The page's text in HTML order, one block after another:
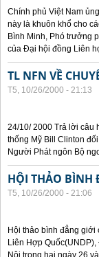
Chính phủ Việt Nam
này là khuôn khổ cho
Bình Minh, Phó trưởng
của Đại hội đồng Liên
TL NFN VỀ
T5, 10/26/2000 - 21:13
24/10/ 2000 Trả lời câu
thống Mỹ Bill Clinton
Người Phát ngôn Bộ
HỘI THẢO BÌNH
T5, 10/26/2000 - 21:06
Hội thảo bình đẳng giới
Liên Hợp
Nội trong hai ngày 26